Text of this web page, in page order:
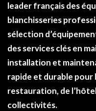
leader français des
blanchisseries
sélection
des services clés en
installation et
rapide et durable pour
restauration, de
collectivités.